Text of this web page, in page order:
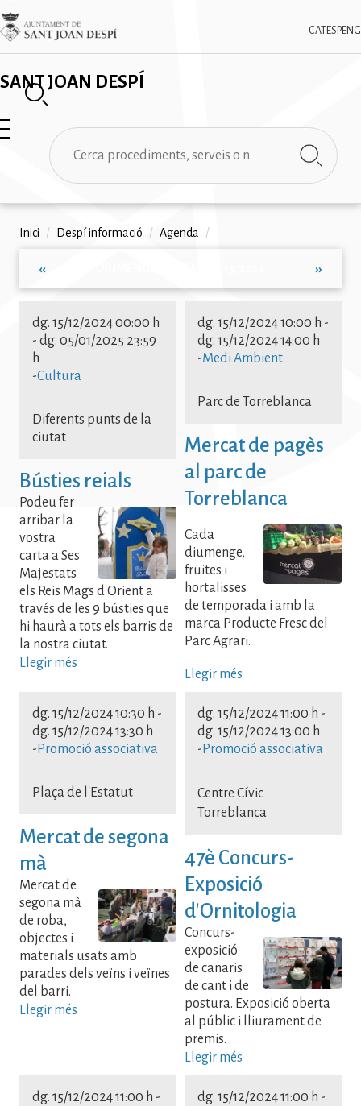
Vés
al
contingut
SANT JOAN DESPÍ
CAT ESPENG
Imatge
✕
Cerca
Fil
d'ariadna
Inici / Despí informació / Agenda /
Paginació
‹‹ ››
dg. 15/12/2024 00:00 h
- dg. 05/01/2025 23:59
h
-Cultura
Diferents punts de la
ciutat
Bústies reials
Podeu fer
arribar la
vostra
carta a Ses
Majestats
els Reis Mags d'Orient a
través de les 9 bústies que
hi haurà a tots els barris de
la nostra ciutat.
Llegir més
dg. 15/12/2024 10:00 h -
dg. 15/12/2024 14:00 h
-Medi Ambient
Parc de Torreblanca
Mercat de pagès
al parc de
Torreblanca
Cada
diumenge,
fruites i
hortalisses
de temporada i amb la
marca Producte Fresc del
Parc Agrari.
Llegir més
dg. 15/12/2024 10:30 h -
dg. 15/12/2024 13:30 h
- Promoció associativa
Plaça de l'Estatut
Mercat de segona
mà
Mercat de
segona mà
de roba,
objectes i
materials usats amb
parades dels veïns i veïnes
del barri.
Llegir més
dg. 15/12/2024 11:00 h -
dg. 15/12/2024 13:00 h
- Promoció associativa
Centre Cívic
Torreblanca
47è Concurs-
Exposició
d'Ornitologia
Concurs-
exposició
de canaris
de cant i de
postura. Exposició oberta
al públic i lliurament de
premis.
Llegir més
dg. 15/12/2024 11:00 h -
dg. 15/12/2024 11:00 h -